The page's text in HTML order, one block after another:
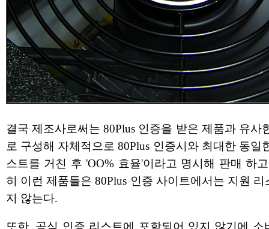
결국 제조사로써는 80Plus 인증을 받은 제품과 유사
로 구성해 자체적으로 80Plus 인증시와 최대한 동일
스트를 거친 후 'OO% 효율'이라고 명시해 판매 하
히 이런 제품들은 80Plus 인증 사이트에서는 지원
지 않는다.